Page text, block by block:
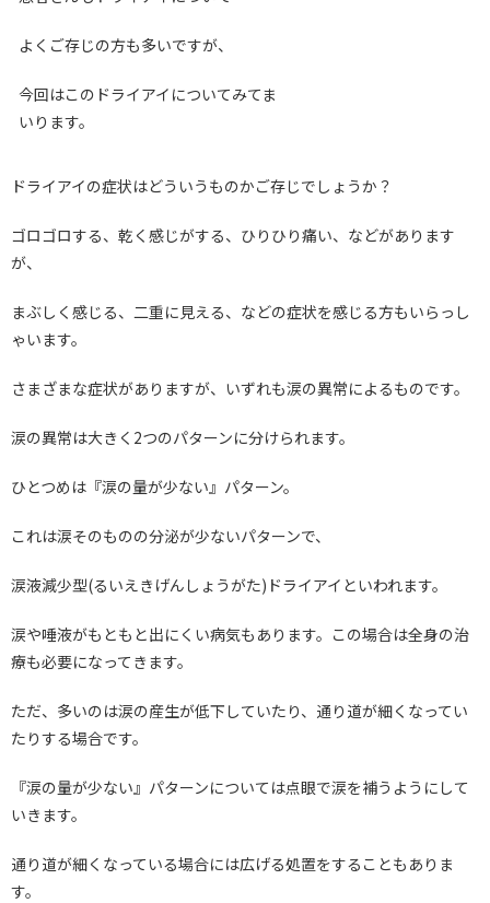
よくご存じの方も多いですが、
今回はこのドライアイについてみてま
いります。
ドライアイの症状はどういうものかご存じでしょうか？
ゴロゴロする、乾く感じがする、ひりひり痛い、などがあります
が、
まぶしく感じる、二重に見える、などの症状を感じる方もいらっし
ゃいます。
さまざまな症状がありますが、いずれも涙の異常によるものです。
涙の異常は大きく2つのパターンに分けられます。
ひとつめは『涙の量が少ない』パターン。
これは涙そのものの分泌が少ないパターンで、
涙液減少型(るいえきげんしょうがた)ドライアイといわれます。
涙や唾液がもともと出にくい病気もあります。この場合は全身の治
療も必要になってきます。
ただ、多いのは涙の産生が低下していたり、通り道が細くなってい
たりする場合です。
『涙の量が少ない』パターンについては点眼で涙を補うようにして
いきます。
通り道が細くなっている場合には広げる処置をすることもありま
す。